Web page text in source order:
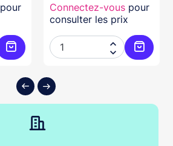
pour
Ajouter au panier
Connectez-vous pour
consulter les prix

